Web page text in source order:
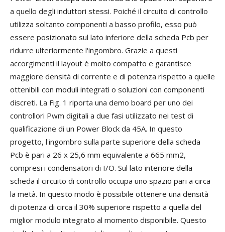
a quello degli induttori stessi. Poiché il circuito di controllo
utilizza soltanto componenti a basso profilo, esso può
essere posizionato sul lato inferiore della scheda Pcb per
ridurre ulteriormente l'ingombro. Grazie a questi
accorgimenti il layout è molto compatto e garantisce
maggiore densità di corrente e di potenza rispetto a quelle
ottenibili con moduli integrati o soluzioni con componenti
discreti. La Fig. 1 riporta una demo board per uno dei
controllori Pwm digitali a due fasi utilizzato nei test di
qualificazione di un Power Block da 45A. In questo
progetto, l'ingombro sulla parte superiore della scheda
Pcb è pari a 26 x 25,6 mm equivalente a 665 mm2,
compresi i condensatori di I/O. Sul lato interiore della
scheda il circuito di controllo occupa uno spazio pari a circa
la metà. In questo modo è possibile ottenere una densità
di potenza di circa il 30% superiore rispetto a quella del
miglior modulo integrato al momento disponibile. Questo